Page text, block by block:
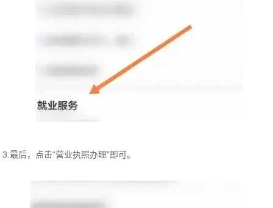
3.最后，点击“营业执照办理”即可。